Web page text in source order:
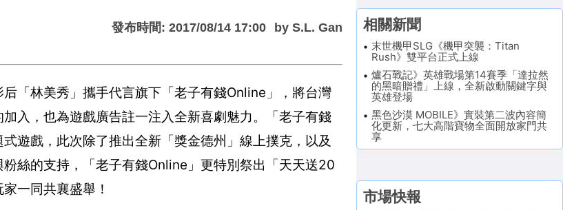
發布時間: 2017/08/14 17:00 by S.L. Gan
「林美秀」攜手代言旗下「老子有錢Online」，將台灣
入，也為遊戲廣告註一注入全新喜劇魅力。「老子有錢
遊戲，此次除了推出全新「獎金德州」線上撲克，以及
絲的支持，「老子有錢Online」更特別祭出「天天送20
一同共襄盛舉！
相關新聞
末世機甲SLG《機甲突襲：Titan
Rush》雙平台正式上線
爐石戰記》英雄戰場第14賽季「達拉然
的黑暗贈禮」上線，全新啟動關鍵字與
英雄登場
黑色沙漠 MOBILE》實裝第二波內容簡
化更新，七大高階寶物全面開放家門共
享
市場快報